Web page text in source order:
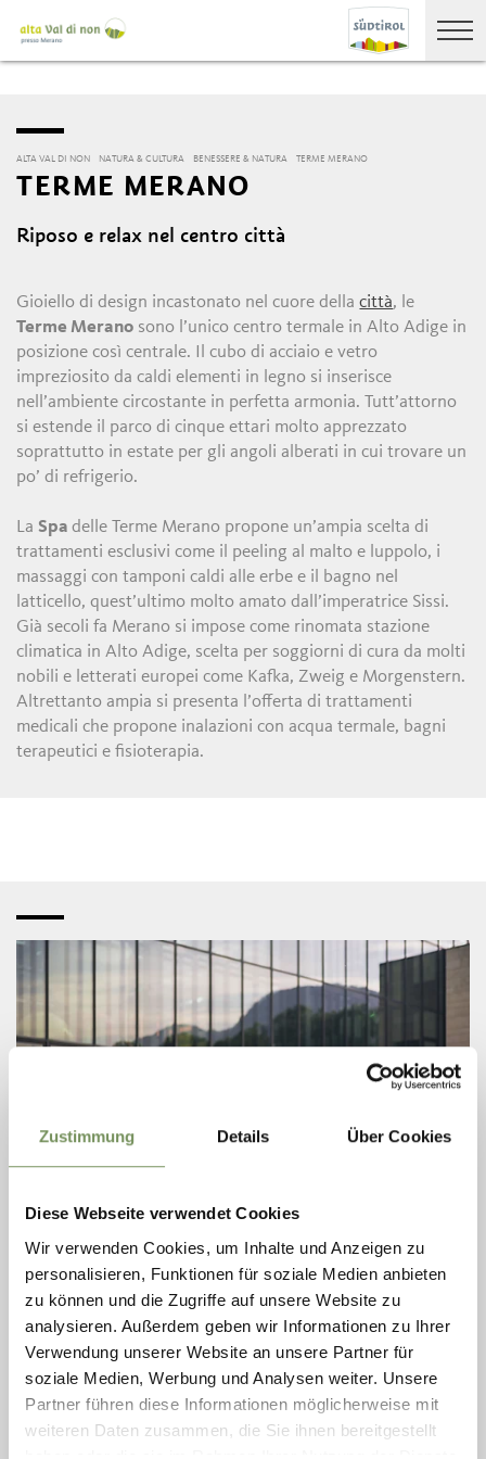
Zustimmung Details Über Cookies
Diese Webseite verwendet Cookies
Wir verwenden Cookies, um Inhalte und Anzeigen zu
personalisieren, Funktionen für soziale Medien anbieten
zu können und die Zugriffe auf unsere Website zu
analysieren. Außerdem geben wir Informationen zu Ihrer
Verwendung unserer Website an unsere Partner für
soziale Medien, Werbung und Analysen weiter. Unsere
Partner führen diese Informationen möglicherweise mit
weiteren Daten zusammen, die Sie ihnen bereitgestellt
ALTA VAL DI NON NATURA & CULTURA BENESSERE & NATURA TERME MERANO
TERME MERANO
Riposo e relax nel centro città
Gioiello di design incastonato nel cuore dellacittà, le
Terme Merano sono l’unico centro termale in Alto Adige in
posizione così centrale. Il cubo di acciaio e vetro
impreziosito da caldi elementi in legno si inserisce
nell’ambiente circostante in perfetta armonia. Tutt’attorno
si estende il parco di cinque ettari molto apprezzato
soprattutto in estate per gli angoli alberati in cui trovare un
po’ di refrigerio.
LaSpadelle Terme Merano propone un’ampia scelta di
trattamenti esclusivi come il peeling al malto e luppolo, i
massaggi con tamponi caldi alle erbe e il bagno nel
latticello, quest’ultimo molto amato dall’imperatrice Sissi.
Già secoli fa Merano si impose come rinomata stazione
climatica in Alto Adige, scelta per soggiorni di cura da molti
nobili e letterati europei come Kafka, Zweig e Morgenstern.
Altrettanto ampia si presenta l’offerta di trattamenti
medicali che propone inalazioni con acqua termale, bagni
terapeutici e fisioterapia.
TERME MERANO
Terme Merano è un moderno centro termale e benessere situato nel
cuore della città. Progettato dall'architetto Matteo Thun, ha aperto i
battenti nel 2005 e si ...
T+39 0473 252000
info@thermemeran.it
www.thermemeran.it
LEGGI DI PIÙ